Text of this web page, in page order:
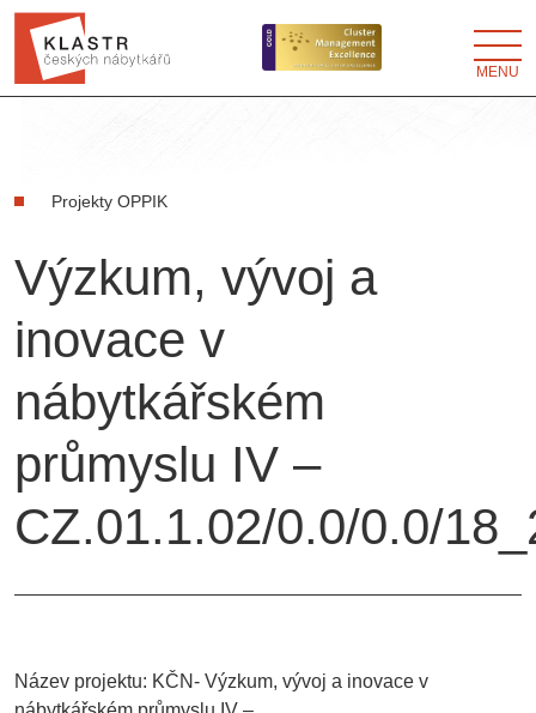
MENU
Projekty OPPIK
Výzkum, vývoj a
inovace v
nábytkářském
průmyslu IV –
CZ.01.1.02/0.0/0.0/
Název projektu: KČN- Výzkum, vývoj a inovace v